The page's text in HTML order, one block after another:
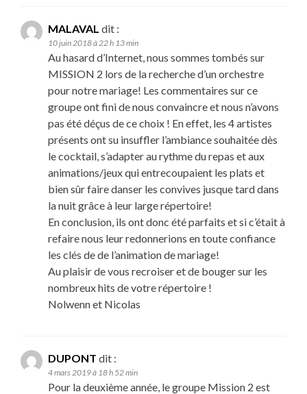
MALAVAL dit :
10 juin 2018 à 22 h 13 min
Au hasard d’Internet, nous sommes tombés sur
MISSION 2 lors de la recherche d’un orchestre
pour notre mariage! Les commentaires sur ce
groupe ont fini de nous convaincre et nous n’avons
pas été déçus de ce choix ! En effet, les 4 artistes
présents ont su insuffler l’ambiance souhaitée dès
le cocktail, s’adapter au rythme du repas et aux
animations/jeux qui entrecoupaient les plats et
bien sûr faire danser les convives jusque tard dans
la nuit grâce à leur large répertoire!
En conclusion, ils ont donc été parfaits et si c’était à
refaire nous leur redonnerions en toute confiance
les clés de de l’animation de mariage!
Au plaisir de vous recroiser et de bouger sur les
nombreux hits de votre répertoire !
Nolwenn et Nicolas
DUPONT dit :
4 mars 2019 à 18 h 52 min
Pour la deuxième année, le groupe Mission 2 est